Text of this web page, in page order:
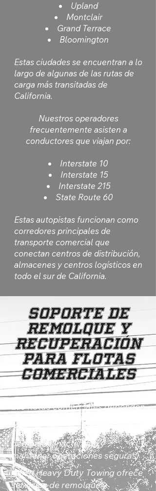
Upland
Montclair
Grand Terrace
Bloomington
Estas ciudades se encuentran a lo
largo de algunas de las rutas de
carga más transitadas de
California.
Nuestros operadores
frecuentemente asisten a
conductores que viajan por:
Interstate 10
Interstate 15
Interstate 215
State Route 60
Estas autopistas funcionan como
corredores principales de
transporte comercial que
conectan centros de distribución,
almacenes y centros logísticos en
todo el sur de California.
Soporte de
remolque y
recuperación
para flotas
comerciales
Las flotas comerciales dependen
de proveedores de remolque
confiables para minimizar el
tiempo de inactividad y
mantener operaciones seguras.
Allied Heavy Duty Towing ofrece
servicios de remolque y